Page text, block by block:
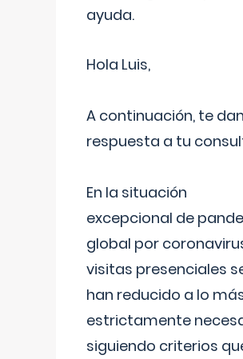
ayuda.
Hola Luis,
A continuación, te
respuesta a tu
En la situación
excepcional de
global por
visitas presenciales
han reducido a lo
estrictamente
siguiendo criterios